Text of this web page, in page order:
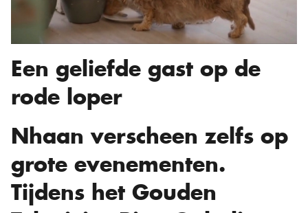
Een geliefde gast op de
rode loper
Nhaan verscheen zelfs op
grote evenementen.
Tijdens het Gouden